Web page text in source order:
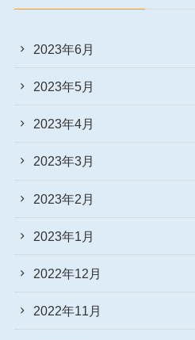
2023年6月
2023年5月
2023年4月
2023年3月
2023年2月
2023年1月
2022年12月
2022年11月